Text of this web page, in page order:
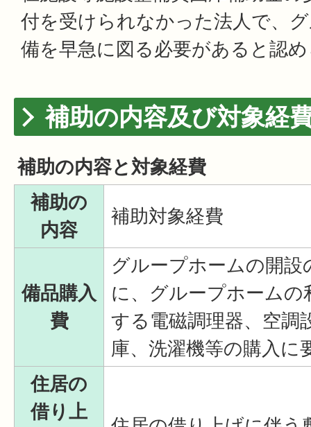
付を受けられなかった法人で、
備を早急に図る必要があると認
補助の内容及び対象経
補助の内容と対象経費
補助の
内容
補助対象経費
備品購入
費
グループホームの開設
に、グループホームの
する電磁調理器、空調
庫、洗濯機等の購入に
住居の
借り上